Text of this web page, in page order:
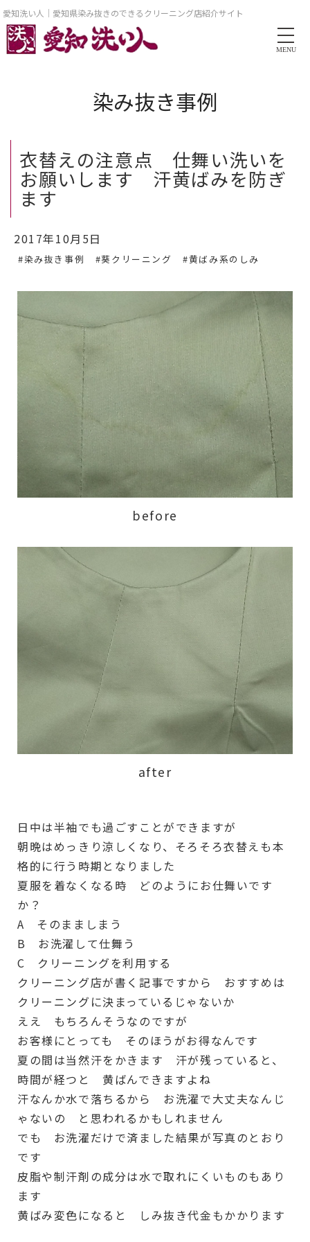
愛知洗い人｜愛知県染み抜きのできるクリーニング店紹介サイト
MENU
染み抜き事例
衣替えの注意点 仕舞い洗いを
お願いします 汗黄ばみを防ぎ
ます
2017年10月5日
#染み抜き事例 #葵クリーニング #黄ばみ系のしみ
before
after
日中は半袖でも過ごすことができますが
朝晩はめっきり涼しくなり、そろそろ衣替えも本
格的に行う時期となりました
夏服を着なくなる時 どのようにお仕舞いです
か？
A そのまましまう
B お洗濯して仕舞う
C クリーニングを利用する
クリーニング店が書く記事ですから おすすめは
クリーニングに決まっているじゃないか
ええ もちろんそうなのですが
お客様にとっても そのほうがお得なんです
夏の間は当然汗をかきます 汗が残っていると、
時間が経つと 黄ばんできますよね
汗なんか水で落ちるから お洗濯で大丈夫なんじ
ゃないの と思われるかもしれません
でも お洗濯だけで済ました結果が写真のとおり
です
皮脂や制汗剤の成分は水で取れにくいものもあり
ます
黄ばみ変色になると しみ抜き代金もかかります